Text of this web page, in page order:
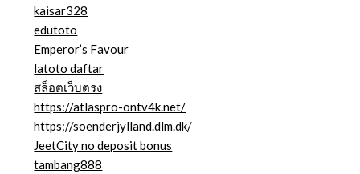
kaisar328
edutoto
Emperor’s Favour
latoto daftar
สล็อตเว็บตรง
https://atlaspro-ontv4k.net/
https://soenderjylland.dlm.dk/
JeetCity no deposit bonus
tambang888